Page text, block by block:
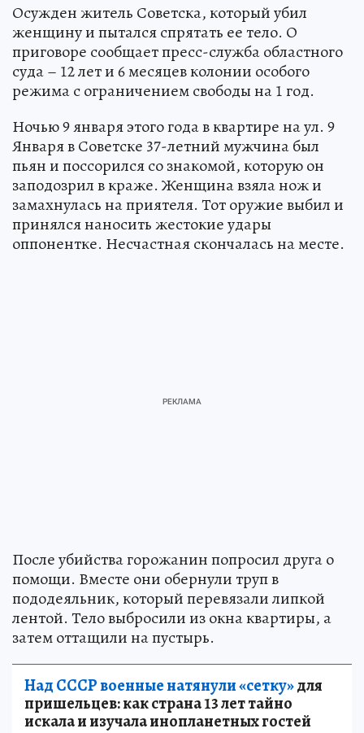
Осужден житель Советска, который убил
женщину и пытался спрятать ее тело. О
приговоре сообщает пресс-служба областного
суда – 12 лет и 6 месяцев колонии особого
режима с ограничением свободы на 1 год.
Ночью 9 января этого года в квартире на ул. 9
Января в Советске 37-летний мужчина был
пьян и поссорился со знакомой, которую он
заподозрил в краже. Женщина взяла нож и
замахнулась на приятеля. Тот оружие выбил и
принялся наносить жестокие удары
оппонентке. Несчастная скончалась на месте.
После убийства горожанин попросил друга о
помощи. Вместе они обернули труп в
пододеяльник, который перевязали липкой
лентой. Тело выбросили из окна квартиры, а
затем оттащили на пустырь.
Над СССР военные натянули «сетку»для
пришельцев: как страна 13 лет тайно
искала и изучала инопланетных гостей